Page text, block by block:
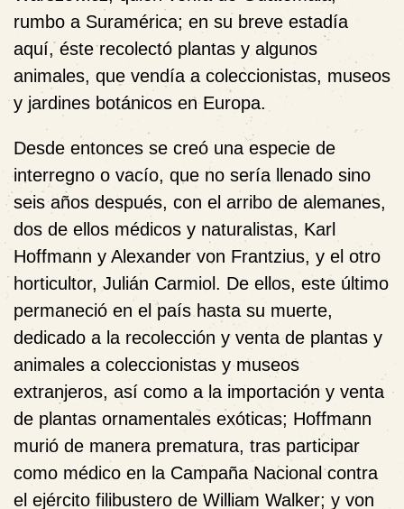
rumbo a Suramérica; en su breve estadía
aquí, éste recolectó plantas y algunos
animales, que vendía a coleccionistas, museos
y jardines botánicos en Europa.
Desde entonces se creó una especie de
interregno o vacío, que no sería llenado sino
seis años después, con el arribo de alemanes,
dos de ellos médicos y naturalistas, Karl
Hoffmann y Alexander von Frantzius, y el otro
horticultor, Julián Carmiol. De ellos, este último
permaneció en el país hasta su muerte,
dedicado a la recolección y venta de plantas y
animales a coleccionistas y museos
extranjeros, así como a la importación y venta
de plantas ornamentales exóticas; Hoffmann
murió de manera prematura, tras participar
como médico en la Campaña Nacional contra
el ejército filibustero de William Walker; y von